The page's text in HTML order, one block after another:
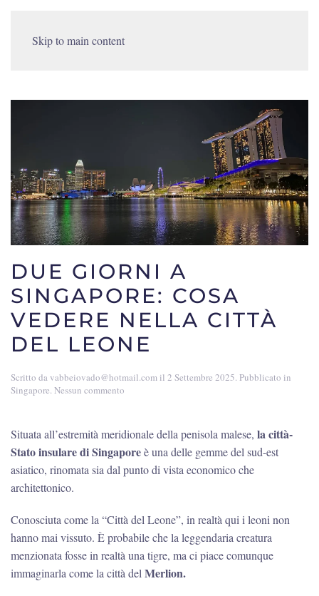
Skip to main content
DUE GIORNI A
SINGAPORE: COSA
VEDERE NELLA CITTÀ
DEL LEONE
Scritto davabbeiovado@hotmail.com il 2 Settembre 2025. Pubblicato in
Singapore. Nessun commento
a
Singapore:
cosa
vedere
nella
leone
Situata all’estremità meridionale della penisola malese, la città-
Stato insulare di Singaporeè una delle gemme del sud-est
asiatico, rinomata sia dal punto di vista economico che
architettonico.
Conosciuta come la “Città del Leone”, in realtà qui i leoni non
hanno mai vissuto. È probabile che la leggendaria creatura
menzionata fosse in realtà una tigre, ma ci piace comunque
immaginarla come la città del Merlion.